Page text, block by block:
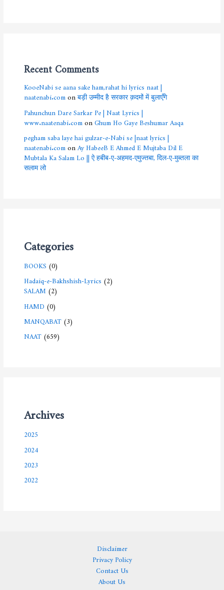
Recent Comments
KooeNabi se aana sake ham,rahat hi lyrics naat |
naatenabi.comonबड़ी उम्मीद है सरकार क़दमों में बुलाएँगे
Pahunchun Dare Sarkar Pe | Naat Lyrics |
www.naatenabi.comonGhum Ho Gaye Beshumar Aaqa
pegham saba laye hai gulzar-e-Nabi se |naat lyrics |
naatenabi.comonAy HabeeB E Ahmed E Mujtaba Dil E
Mubtala Ka Salam Lo || ऐ हबीब-ए-अहमद-एमुज्तबा, दिल-ए-मुब्तला का
सलाम लो
Categories
BOOKS(0)
Hadaiq-e-Bakhshish-Lyrics(2)
SALAM(2)
HAMD(0)
MANQABAT(3)
NAAT(659)
Archives
2025
2024
2023
2022
Disclaimer
Privacy Policy
Contact Us
About Us